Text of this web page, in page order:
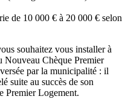
de 10 000 € à 20 000 € selon
souhaitez vous installer à
Nouveau Chèque Premier
par la municipalité : il
suite au succès de son
Premier Logement.